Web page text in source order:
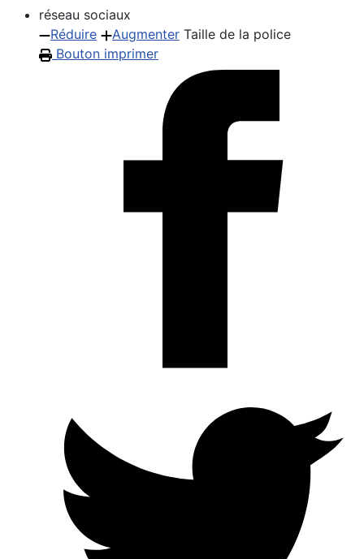
réseau sociaux
Réduire
Augmenter Taille de la police
Bouton imprimer